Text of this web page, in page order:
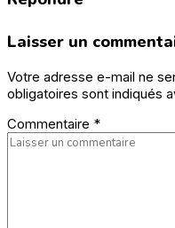
Laisser un
Votre adresse e-mail ne
obligatoires sont indiqués
Commentaire *